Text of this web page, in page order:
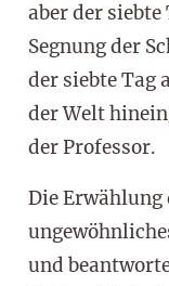
aber der
Segnung der
der siebte Tag
der Welt
der Professor.
Die Erwählung
und